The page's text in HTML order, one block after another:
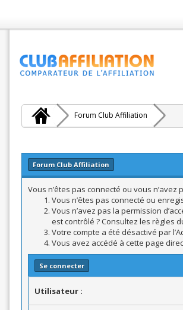
Forum Club Affiliation
Forum Club Affiliation
Vous n’êtes pas connecté ou vous
Vous n’êtes pas connecté ou
Vous n’avez pas la permission
est contrôlé ? Consultez les règles
Votre compte a été désactivé par
Vous avez accédé à cette page
Se connecter
Utilisateur :